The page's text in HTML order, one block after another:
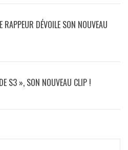
DÉVOILE SON NOUVEAU
S3 », SON NOUVEAU CLIP !